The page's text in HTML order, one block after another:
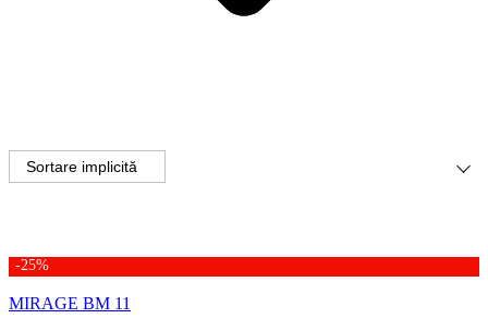
-25%
MIRAGE BM 11